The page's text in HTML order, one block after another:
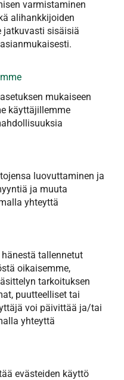
varmistaminen
alihankkijoiden
jatkuvasti sisäisiä
mukaiseen
käyttäjillemme
luovuttaminen ja
ja muuta
yhteyttä
tallennetut
oikaisemme,
tarkoituksen
puutteelliset tai
voi päivittää ja/tai
yhteyttä
evästeiden käyttö